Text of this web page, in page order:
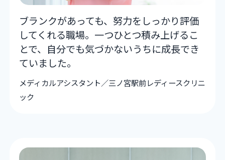
ブランクがあっても、努力をしっかり評価
してくれる職場。一つひとつ積み上げるこ
とで、自分でも気づかないうちに成長でき
ていました。
メディカルアシスタント／三ノ宮駅前レディースクリニ
ック